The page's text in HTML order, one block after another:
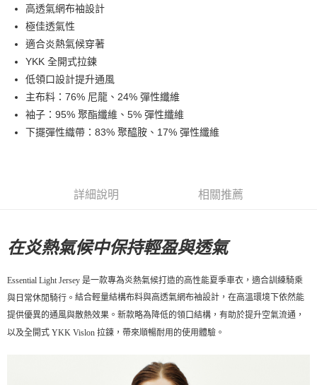
每筆NT$80，滿NT$10,000(含以上)免運費
付款後全家取貨
每筆NT$80，滿NT$10,000(含以上)免運費
7-11店到店
每筆NT$80，滿NT$10,000(含以上)免運費
付款後7-11取貨
每筆NT$130，滿NT$10,000(含以上)免運費
高透氣網布袖設計
極佳透氣性
適合炎熱氣候穿著
YKK 全開式拉鍊
低領口設計提升通風
主布料：76% 尼龍、24% 彈性纖維
袖子：95% 聚酯纖維、5% 彈性纖維
下擺彈性織帶：83% 聚醯胺、17% 彈性纖維
詳細說明 相關推薦
在炎熱氣候中保持輕盈與透氣
Essential Light Jersey 是一款專為炎熱氣候打造的高性能夏季車衣，適合訓練騎乘
與日常休閒騎行。 結合輕量結構布料與高透氣網布袖設計，在高溫環境下依然能
提供優異的通風與散熱效果。新款略為降低的領口結構，有助於提升空氣流通，
以及全開式 YKK Vislon 拉鍊，帶來順暢耐用的使用體驗。